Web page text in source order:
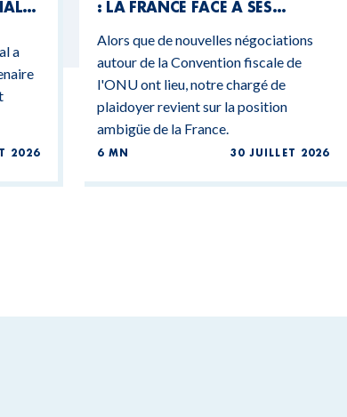
a
2026
: LA FRANCE FACE À SES
BUDGÉTAIRES
Alors que de nouvelles négociations
autour de la Convention fiscale de
l'ONU ont lieu, notre chargé de
plaidoyer revient sur la position
ambigüe de la France.
6 MN 30 JUILLET 2026